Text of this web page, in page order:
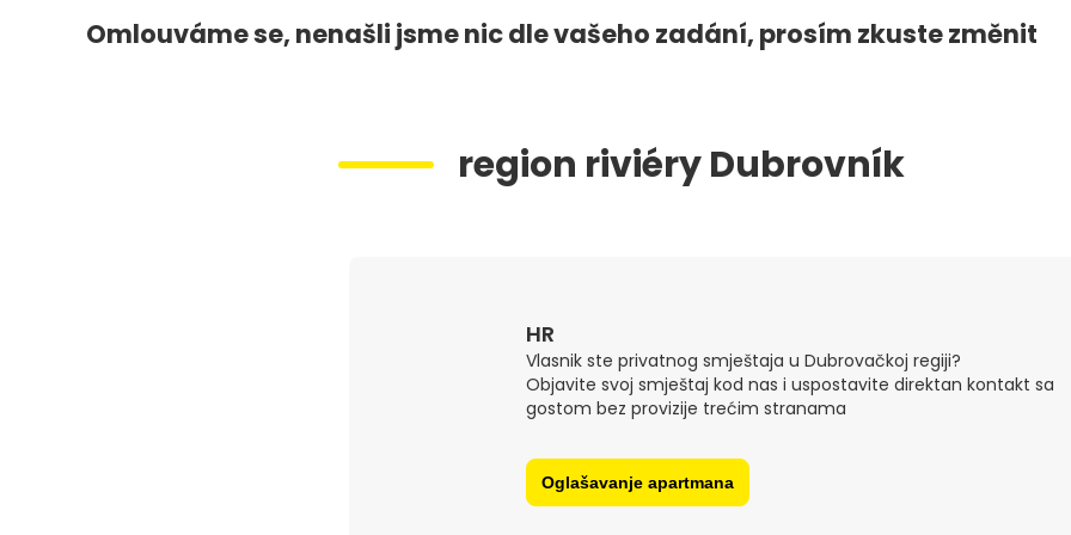
Omlouváme se, nenašli jsme nic dle vašeho zadání, prosím zkuste změnit
region riviéry Dubrovník
HR
Vlasnik ste privatnog smještaja u Dubrovačkoj regiji?
Objavite svoj smještaj kod nas i uspostavite direktan kontakt sa
gostom bez provizije trećim stranama
Oglašavanje apartmana